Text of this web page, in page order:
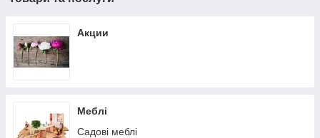
Акции
Меблі
Садові меблі